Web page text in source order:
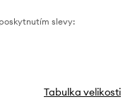
slevy:
Tabulka velikosti